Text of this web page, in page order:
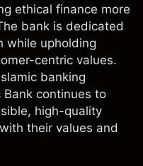
ethical finance more
bank is dedicated
while upholding
centric values.
banking
Bank continues to
high-quality
their values and